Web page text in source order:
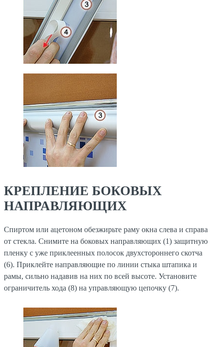
КРЕПЛЕНИЕ БОКОВЫХ
НАПРАВЛЯЮЩИХ
Спиртом или ацетоном обезжирьте раму окна слева и справа
от стекла. Снимите на боковых направляющих (1) защитную
пленку с уже приклеенных полосок двухстороннего скотча
(6). Приклейте направляющие по линии стыка штапика и
рамы, сильно надавив на них по всей высоте. Установите
ограничитель хода (8) на управляющую цепочку (7).